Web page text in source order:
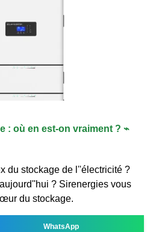
: où en est-on vraiment ? ⌁
du stockage de l''électricité ?
? Sirenergies vous
du stockage.
WhatsApp